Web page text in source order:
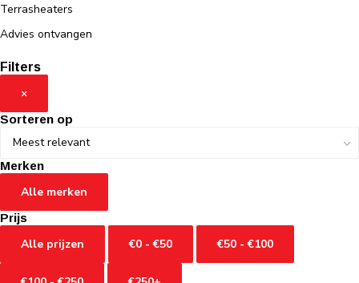
Terrasheaters
Advies ontvangen
Filters
×
Sorteren op
Merken
Alle merken
Prijs
Alle prijzen €0 - €50 €50 - €100